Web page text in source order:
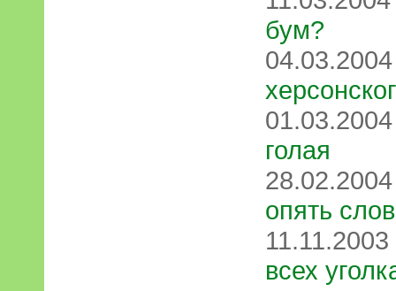
бум?
голая
опять
11.11.2003
всех